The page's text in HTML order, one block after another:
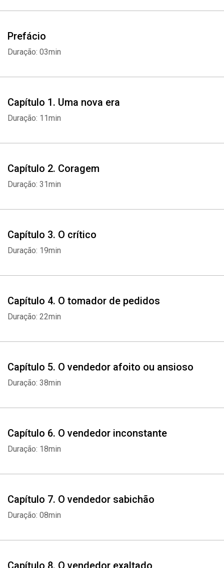
Prefácio
Duração: 03min
Capítulo 1. Uma nova era
Duração: 11min
Capítulo 2. Coragem
Duração: 31min
Capítulo 3. O crítico
Duração: 19min
Capítulo 4. O tomador de pedidos
Duração: 22min
Capítulo 5. O vendedor afoito ou ansioso
Duração: 38min
Capítulo 6. O vendedor inconstante
Duração: 18min
Capítulo 7. O vendedor sabichão
Duração: 08min
Capítulo 8. O vendedor exaltado